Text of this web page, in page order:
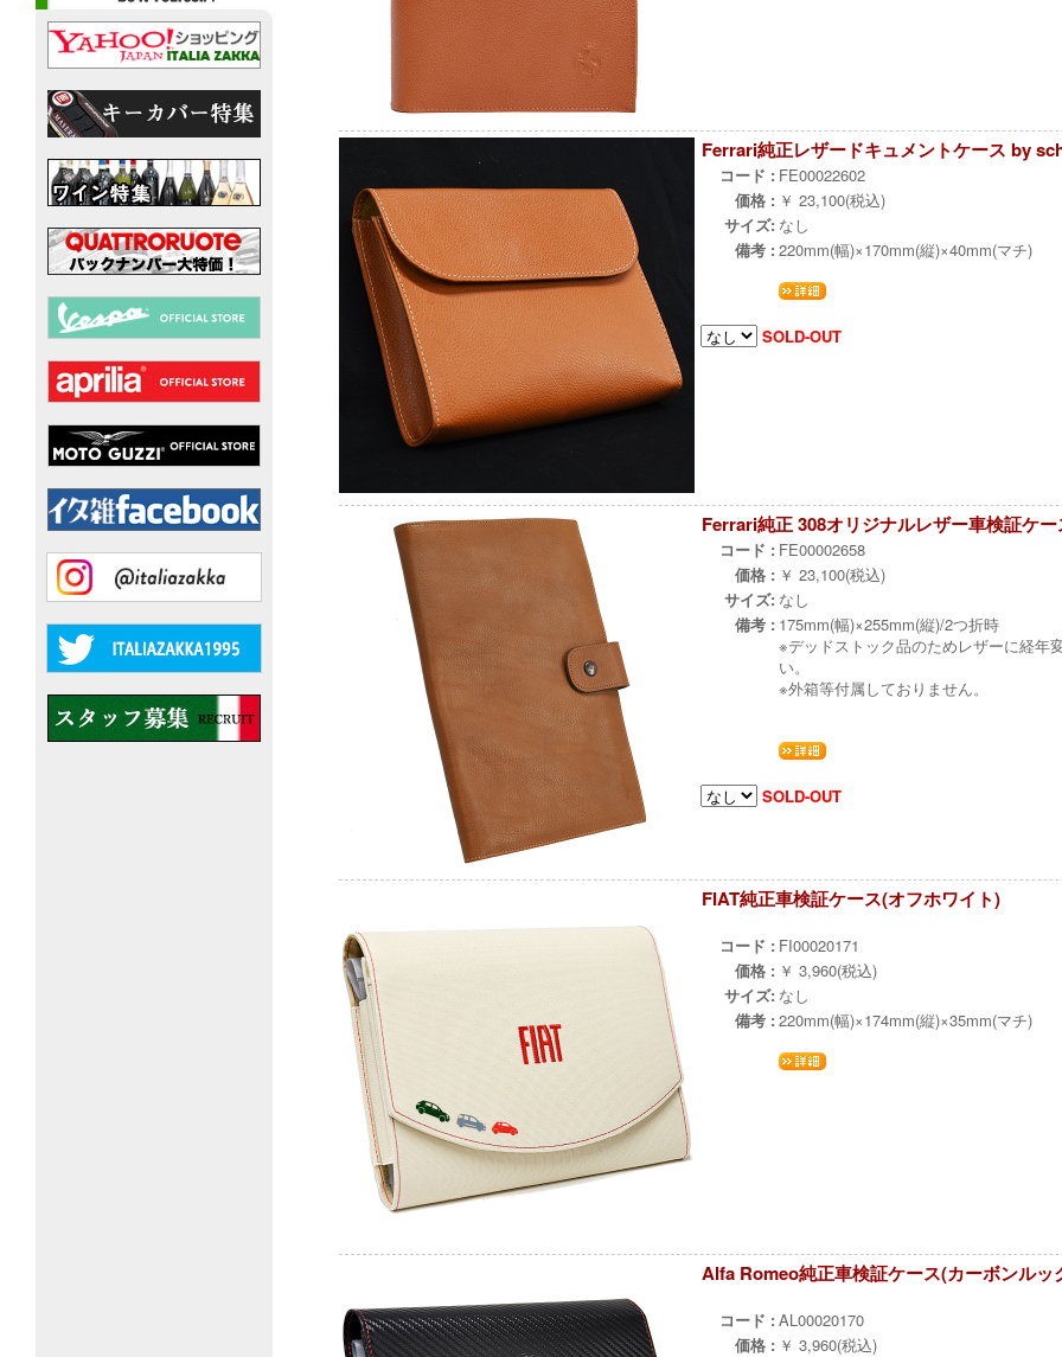
Ferrari純正レザードキュメントケース by
コード : FE00022602
価格 : ￥ 23,100(税込)
サイズ: なし
備考 : 220mm(幅)×170mm(縦)×40mm(マチ)
SOLD-OUT
Ferrari純正 308オリジナルレザー車検証ケー
コード : FE00002658
価格 : ￥ 23,100(税込)
サイズ: なし
備考 : 175mm(幅)×255mm(縦)/2つ折時
※デッドストック品のためレザーに経年
い。
※外箱等付属しておりません。
SOLD-OUT
FIAT純正車検証ケース(オフホワイト)
コード : FI00020171
価格 : ￥ 3,960(税込)
サイズ: なし
備考 : 220mm(幅)×174mm(縦)×35mm(マチ)
Alfa Romeo純正車検証ケース(カーボンルッ
コード : AL00020170
価格 : ￥ 3,960(税込)